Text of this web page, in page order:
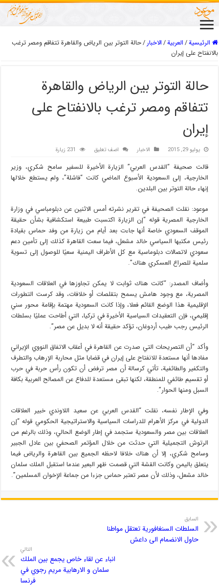
الرئيسية/العربیة/الاخبار/حالة التوتر بين الرياض والقاهرة تتفاقم ومصر ترغب
بالانفتاح على إيران
حالة التوتر بين الرياض والقاهرة
تتفاقم ومصر ترغب بالانفتاح على
إيران
يوليو 29, 2015 الاخبار اضف تعليق 231 زيارة
قالت صحيفة “القدس العربي” الزيارة الأخيرة للسفير سامح شكري، وزير
الخارجية، إلى السعودية الأسبوع الماضي كانت “فاشلة”، ولم يستطع خلالها
إنهاء حالة التوتر بين البلدين.
موعود: نقلت الصحيفة في تقرير نشرته أمس الاثنين عن دبلومباسي في وزارة
الخارجية المصرية قوله “إن الزيارة اكتسبت طبيعة استكشافية بشأن حقيقة
الموقف السعودي خاصة أنها جاءت بعد أيام من زيارة من وفد حماس بقيادة
رئيس مكتبها السياسي خالد مشعل، فيما سعت القاهرة كذلك إلى تأمين دعم
سعودي لاتصالات دبلوماسية مع كل الأطراف اليمنية سعيًا للوصول إلى تسوية
سلمية للصراع العسكري هناك”.
وأضاف المصدر: “كانت هناك ثوابت لا يمكن تجاوزها في العلاقات السعودية
المصرية، مع وجود هامش يسمح بتقلصات أو خلافات، وقد كرست التطورات
الإقليمية هذا الوضع القائم فعلا، وإذا كانت السعودية مهتمة بإقامة محور سني
إقليمي، فإن التعقيدات السياسية الأخيرة في تركيا، التي أطاحت عمليًا بسلطات
الرئيس رجب طيب أردوغان، تؤكد حقيقة أنه لا بديل عن مصر”.
وأكد “أن التصريحات التي صدرت عن القاهرة في أعقاب الاتفاق النووي الإيراني
مفادها أنها مستعدة للانفتاح على إيران في قضايا مثل محاربة الإرهاب والتطرف
والتكفير والطائفية، تأتي كرسالة أن مصر ترفض أن تكون رأس حربة في حرب
أو تقسيم طائفي للمنطقة، لكنها تبقى مستعدة للدفاع عن المصالح العربية بكافة
السبل ومنها الحوار”.
وفي الإطار نفسه، نقلت “القدس العربي عن سعيد اللاوندي خبير العلاقات
الدولية في مركز الأهرام للدراسات السياسية والاستراتيجية الحكومي قوله “إن
العلاقات بين مصر والسعودية ستجمد في إطار الوضع الحالي، وذلك بالرغم من
الرتوش التجميلية التي حدثت من خلال المؤتمر الصحفي بين عادل الجبير
وسامح شكري، إلا أن هناك خلافا لاحظه الجميع بين القاهرة والرياض فيما
يتعلق باليمن وكانت القشة التي قصمت ظهر البعير عندما استقبل الملك سلمان
خالد مشعل، وذلك لأن مصر تعتبر حماس جزءا من جماعة الإخوان المسلمين”.
السابق
السلطات السنغافورية تعتقل مواطنا
حاول الانضمام الی داعش
التالي
انباء عن لقاء خاص یجمع بین الملك
سلمان و الارهابية مريم رجوي في
فرنسا